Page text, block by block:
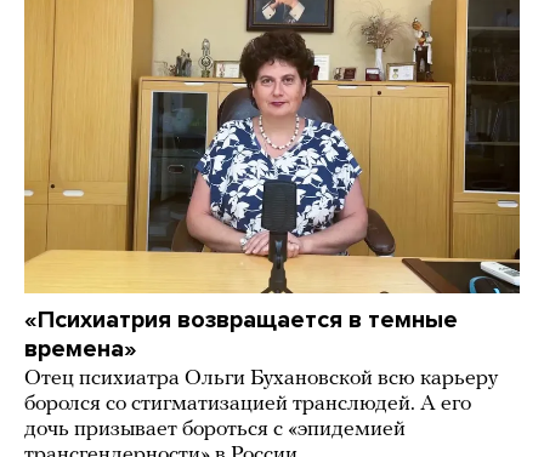
«Психиатрия возвращается в темные
времена»
Отец психиатра Ольги Бухановской всю карьеру
боролся со стигматизацией транслюдей. А его
дочь призывает бороться с «эпидемией